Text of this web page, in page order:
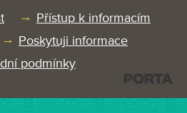
Přístup k informacím
Poskytuji informace
podmínky